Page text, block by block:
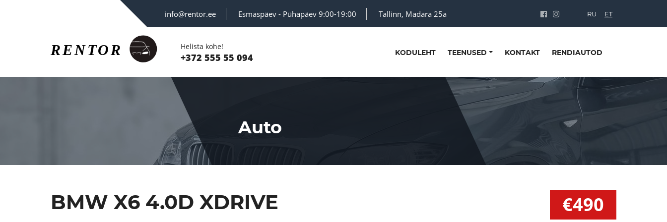
info@rentor.ee Esmaspäev - Pühapäev 9:00-19:00 Tallinn, Madara 25a RU ET
Helista kohe!
+372 555 55 094 KODULEHT TEENUSED KONTAKT RENDIAUTOD
Auto
BMW X6 4.0D XDRIVE €490